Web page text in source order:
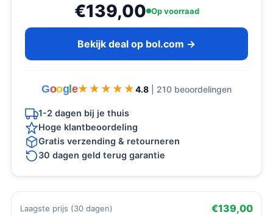
€139,00 Op voorraad
Bekijk deal op bol.com →
Goog e★★★★★
★★★★★ 4.8 | 210 beoordelingen
1-2 dagen bij je thuis
Hoge klantbeoordeling
Gratis verzending & retourneren
30 dagen geld terug garantie
Laagste prijs (30 dagen) €139,00